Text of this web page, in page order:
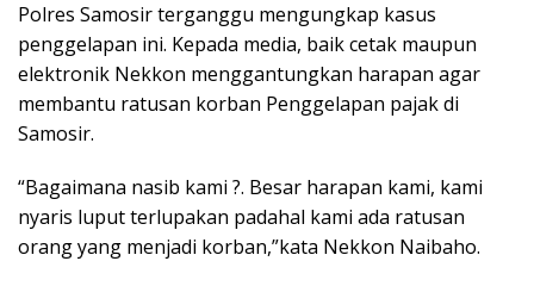
Polres Samosir terganggu mengungkap kasus
penggelapan ini. Kepada media, baik cetak maupun
elektronik Nekkon menggantungkan harapan agar
membantu ratusan korban Penggelapan pajak di
Samosir.
“Bagaimana nasib kami ?. Besar harapan kami, kami
nyaris luput terlupakan padahal kami ada ratusan
orang yang menjadi korban,”kata Nekkon Naibaho.